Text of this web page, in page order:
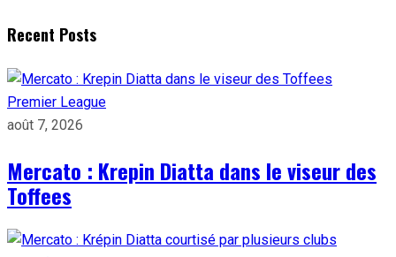
Recent Posts
Premier League
août 7, 2026
Mercato : Krepin Diatta dans le viseur des
Toffees